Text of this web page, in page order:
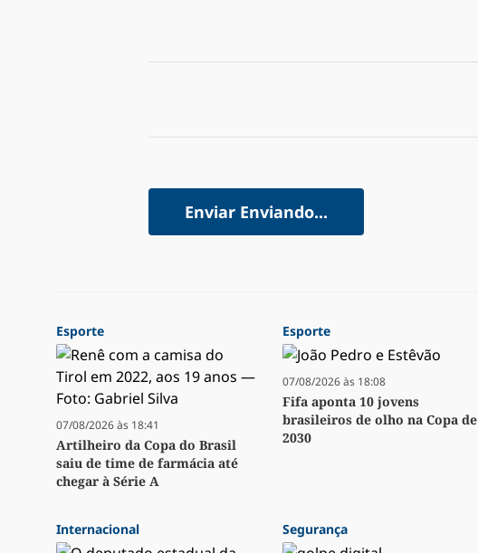
Enviar Enviando...
Esporte
07/08/2026 às 18:41
Artilheiro da Copa do Brasil
saiu de time de farmácia até
chegar à Série A
Esporte
07/08/2026 às 18:08
Fifa aponta 10 jovens
brasileiros de olho na Copa de
2030
Internacional Segurança